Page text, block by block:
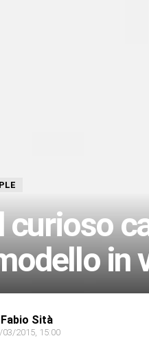
curioso
in
Fabio Sità
03/2015, 15:00